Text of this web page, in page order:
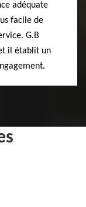
adéquate
facile de
G.B
il établit un